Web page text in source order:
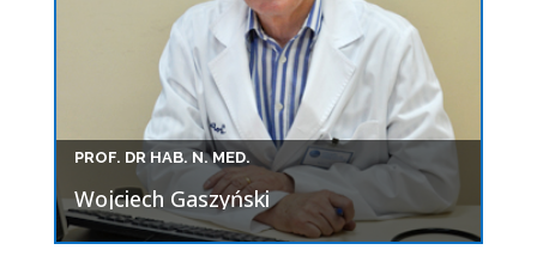
PROF. DR HAB. N. MED.
Wojciech Gaszyński